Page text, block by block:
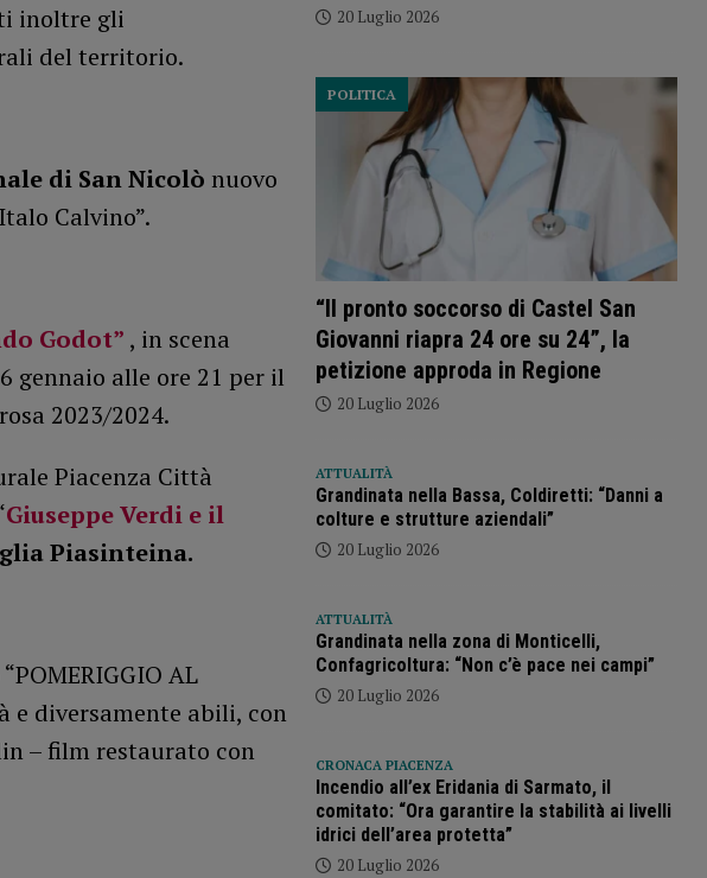
inoltre gli
del territorio.
di San Nicolò nuovo
Calvino”.
Godot” , in scena
gennaio alle ore 21 per il
2023/2024.
Piacenza Città
Giuseppe Verdi e il
Piasinteina.
“POMERIGGIO AL
e diversamente abili, con
– film restaurato con
20 Luglio 2026
“Il pronto soccorso di Castel San
Giovanni riapra 24 ore su 24”, la
petizione approda in Regione
POLITICA
20 Luglio 2026
ATTUALITÀ
Grandinata nella Bassa, Coldiretti: “Danni a
colture e strutture aziendali”
20 Luglio 2026
ATTUALITÀ
Grandinata nella zona di Monticelli,
Confagricoltura: “Non c’è pace nei campi”
20 Luglio 2026
CRONACA PIACENZA
Incendio all’ex Eridania di Sarmato, il
comitato: “Ora garantire la stabilità ai livelli
idrici dell’area protetta”
20 Luglio 2026